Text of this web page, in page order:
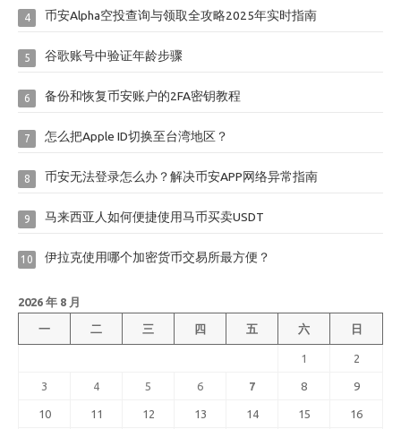
4 币安Alpha空投查询与领取全攻略2025年实时指南
5 谷歌账号中验证年龄步骤
6 备份和恢复币安账户的2FA密钥教程
7 怎么把Apple ID切换至台湾地区？
8 币安无法登录怎么办？解决币安APP网络异常指南
9 马来西亚人如何便捷使用马币买卖USDT
10 伊拉克使用哪个加密货币交易所最方便？
2026 年 8 月
一 二 三 四 五 六 日
1 2
3 4 5 6 7 8 9
10 11 12 13 14 15 16